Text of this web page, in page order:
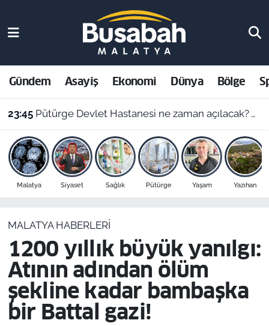
Gündem Asayiş Ekonomi Dünya Bölge
23:45 Pütürge Devlet Hastanesi ne zaman açılacak? Vali Yavuz açıkladı
Malatya Siyaset Sağlık Pütürge Yaşam Yazıhan
MALATYA HABERLERI
1200 yıllık büyük yanılgı:
Atının adından ölüm
şekline kadar bambaşka
bir Battal gazi!
Asayiş
Ekonomi
Dünya
Bölge
Resmi İlanlar
Malatya Nöbetçi Eczaneler
Malatya Hava Durumu
Malatya Namaz Vakitleri
Malatya Trafik Yoğunluk Haritası
Süper Lig Puan Durumu ve Fikstür
Son Dakika Haberleri
Haber Arşivi